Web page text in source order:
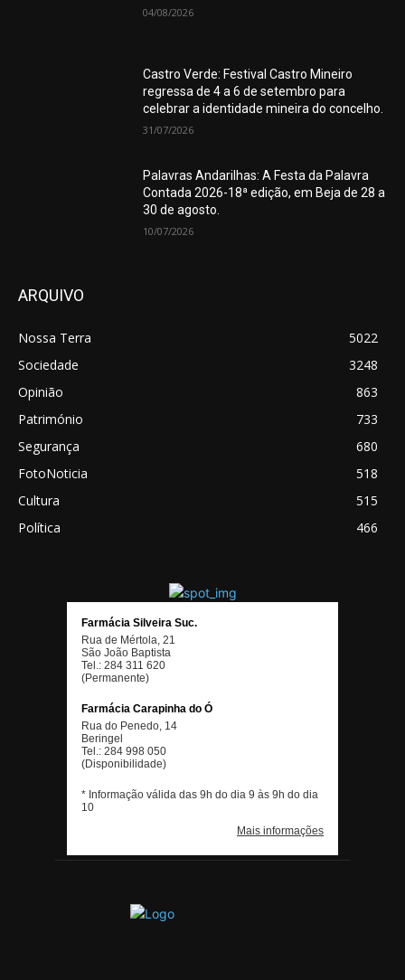
04/08/2026
Castro Verde: Festival Castro Mineiro
regressa de 4 a 6 de setembro para
celebrar a identidade mineira do concelho.
31/07/2026
Palavras Andarilhas: A Festa da Palavra
Contada 2026-18ª edição, em Beja de 28 a
30 de agosto.
10/07/2026
ARQUIVO
Nossa Terra
5022
Sociedade
3248
Opinião
863
Património
733
Segurança
680
FotoNoticia
518
Cultura
515
Política
466